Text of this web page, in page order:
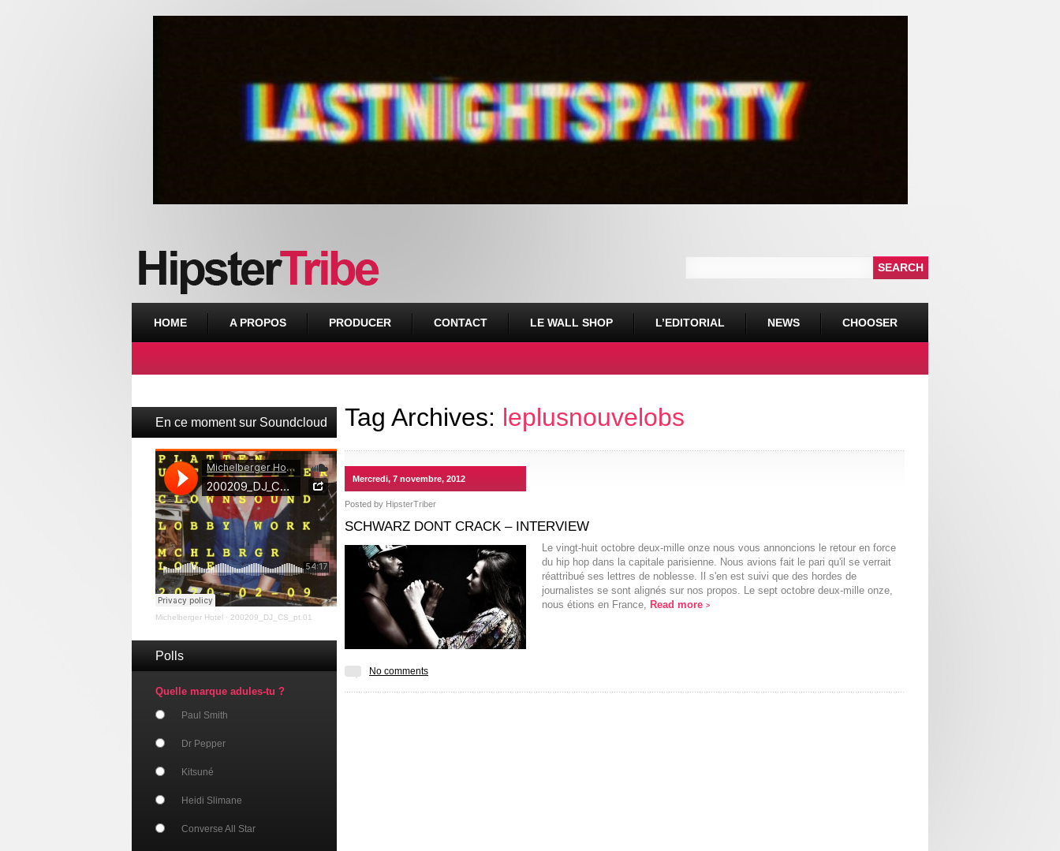
HOME A PROPOS PRODUCER CONTACT LE WALL SHOP L’EDITORIAL NEWS CHOOSER
En ce moment sur Soundcloud
Michelberger Hotel · 200209_DJ_CS_pt.01
Polls
Quelle marque adules-tu ?
Paul Smith
Dr Pepper
Kitsuné
Heidi Slimane
Converse All Star
Tag Archives: leplusnouvelobs
Mercredi, 7 novembre, 2012
Posted by HipsterTriber
SCHWARZ DONT CRACK – INTERVIEW
Le vingt-huit octobre deux-mille onze nous vous annoncions le retour en force
du hip hop dans la capitale parisienne. Nous avions fait le pari qu'il se verrait
réattribué ses lettres de noblesse. Il s'en est suivi que des hordes de
journalistes se sont alignés sur nos propos. Le sept octobre deux-mille onze,
nous étions en France, Read more >
No comments